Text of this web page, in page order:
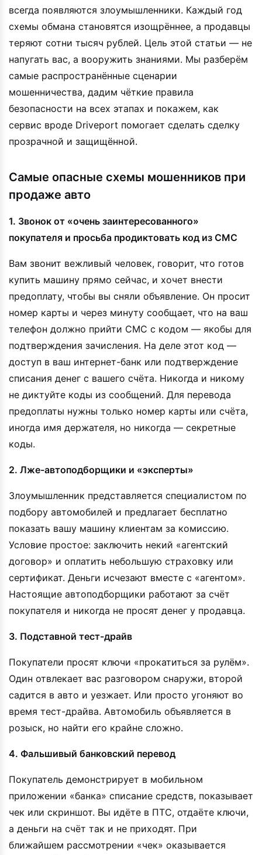
всегда появляются злоумышленники. Каждый год
схемы обмана становятся изощрённее, а продавцы
теряют сотни тысяч рублей. Цель этой статьи — не
напугать вас, а вооружить знаниями. Мы разберём
самые распространённые сценарии
мошенничества, дадим чёткие правила
безопасности на всех этапах и покажем, как
сервис вроде Driveport помогает сделать сделку
прозрачной и защищённой.
Самые опасные схемы мошенников при
продаже авто
1. Звонок от «очень заинтересованного»
покупателя и просьба продиктовать код из СМС
Вам звонит вежливый человек, говорит, что готов
купить машину прямо сейчас, и хочет внести
предоплату, чтобы вы сняли объявление. Он просит
номер карты и через минуту сообщает, что на ваш
телефон должно прийти СМС с кодом — якобы для
подтверждения зачисления. На деле этот код —
доступ в ваш интернет-банк или подтверждение
списания денег с вашего счёта. Никогда и никому
не диктуйте коды из сообщений. Для перевода
предоплаты нужны только номер карты или счёта,
иногда имя держателя, но никогда — секретные
коды.
2. Лже-автоподборщики и «эксперты»
Злоумышленник представляется специалистом по
подбору автомобилей и предлагает бесплатно
показать вашу машину клиентам за комиссию.
Условие простое: заключить некий «агентский
договор» и оплатить небольшую страховку или
сертификат. Деньги исчезают вместе с «агентом».
Настоящие автоподборщики работают за счёт
покупателя и никогда не просят денег у продавца.
3. Подставной тест-драйв
Покупатели просят ключи «прокатиться за рулём».
Один отвлекает вас разговором снаружи, второй
садится в авто и уезжает. Или просто угоняют во
время тест-драйва. Автомобиль объявляется в
розыск, но найти его крайне сложно.
4. Фальшивый банковский перевод
Покупатель демонстрирует в мобильном
приложении «банка» списание средств, показывает
чек или скриншот. Вы идёте в ПТС, отдаёте ключи,
а деньги на счёт так и не приходят. При
ближайшем рассмотрении «чек» оказывается